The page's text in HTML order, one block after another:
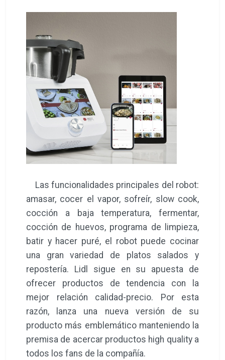
Las funcionalidades principales del robot:
amasar, cocer el vapor, sofreír, slow cook,
cocción a baja temperatura, fermentar,
cocción de huevos, programa de limpieza,
batir y hacer puré, el robot puede cocinar
una gran variedad de platos salados y
repostería. Lidl sigue en su apuesta de
ofrecer productos de tendencia con la
mejor relación calidad-precio. Por esta
razón, lanza una nueva versión de su
producto más emblemático manteniendo la
premisa de acercar productos high quality a
todos los fans de la compañía.